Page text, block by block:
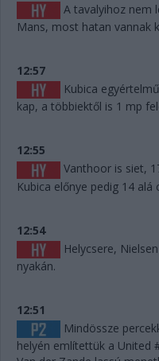
A tavalyihoz nem
Mans, most hatan vannak
12:57
Kubica
kap, a többiektől is 1 mp
12:55
Vanthoor is siet,
Kubica előnye pedig 14 alá
12:54
Helycsere,
nyakán.
12:51
Mindössze
helyén említettük a United